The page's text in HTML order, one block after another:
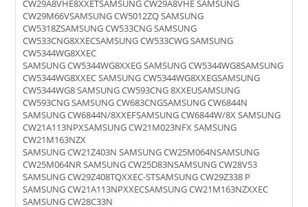
CW29A8VHE8XXETSAMSUNG CW29A8VHE SAMSUNG
CW29M66VSAMSUNG CW5012ZQ SAMSUNG
CW5318ZSAMSUNG CW533CNG SAMSUNG
CW533CNG8XXECSAMSUNG CW533CWG SAMSUNG
CW5344WG8XXEC
SAMSUNG CW5344WG8XXEG SAMSUNG CW5344WG8SAMSUNG
CW5344WG8XXEC SAMSUNG CW5344WG8XXEGSAMSUNG
CW5344WG8 SAMSUNG CW593CNG 8XXEUSAMSUNG
CW593CNG SAMSUNG CW683CNGSAMSUNG CW6844N
SAMSUNG CW6844N/8XXEFSAMSUNG CW6844W/8X SAMSUNG
CW21A113NPXSAMSUNG CW21M023NFX SAMSUNG
CW21M163NZX
SAMSUNG CW21Z403N SAMSUNG CW25M064NSAMSUNG
CW25M064NR SAMSUNG CW25D83NSAMSUNG CW28V53
SAMSUNG CW29Z408TQXXEC-STSAMSUNG CW29Z338 P
SAMSUNG CW21A113NPXXECSAMSUNG CW21M163NZXXEC
SAMSUNG CW28C33N